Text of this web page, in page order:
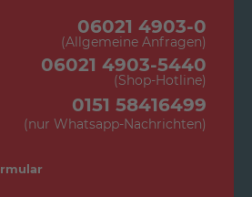
06021 4903-0
(Allgemeine Anfragen)
06021 4903-5440
(Shop-Hotline)
0151 58416499
(nur Whatsapp-Nachrichten)